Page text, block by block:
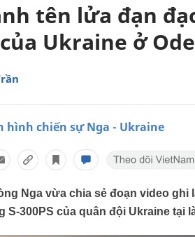
tên lửa đạn
Ukraine ở
hình chiến sự Nga - Ukraine
Nga vừa chia sẻ đoạn video
S-300PS của quân đội Ukraine tại